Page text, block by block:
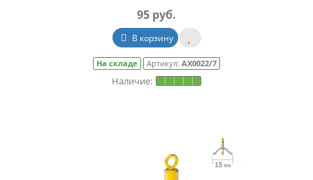
95 руб.
В корзину
На складе Артикул: АХ0022/7